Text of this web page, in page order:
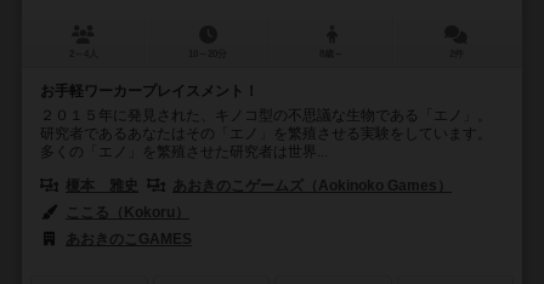
お手軽ワーカープレイスメント！
２０１５年に発見された、キノコ型の不思議な生物である「エノ」。
研究者であるあなたはその「エノ」を繁殖させる実験をしています。
多くの「エノ」を繁殖させた研究者は世界...
榎本 雅史
あおきのこゲームズ（Aokinoko Games）
ここる（Kokoru）
あおきのこGAMES